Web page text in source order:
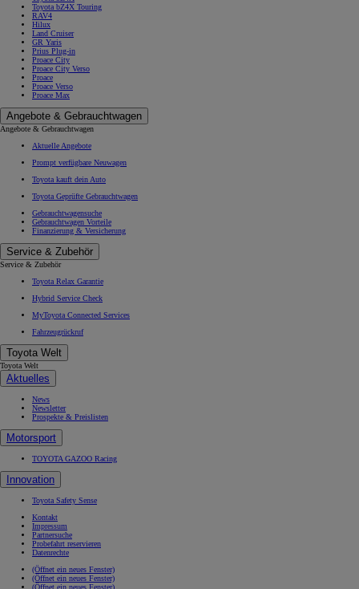
Toyota bZ4X Touring
RAV4
Hilux
Land Cruiser
GR Yaris
Prius Plug-in
Proace City
Proace City Verso
Proace
Proace Verso
Proace Max
Angebote & Gebrauchtwagen
Angebote & Gebrauchtwagen
Aktuelle Angebote
Prompt verfügbare Neuwagen
Toyota kauft dein Auto
Toyota Geprüfte Gebrauchtwagen
Gebrauchtwagensuche
Gebrauchtwagen Vorteile
Finanzierung & Versicherung
Service & Zubehör
Service & Zubehör
Toyota Relax Garantie
Hybrid Service Check
MyToyota Connected Services
Fahrzeugrückruf
Toyota Welt
Toyota Welt
Aktuelles
News
Newsletter
Prospekte & Preislisten
Motorsport
TOYOTA GAZOO Racing
Innovation
Toyota Safety Sense
Kontakt
Impressum
Partnersuche
Probefahrt reservieren
Datenrechte
(Öffnet ein neues Fenster)
(Öffnet ein neues Fenster)
(Öffnet ein neues Fenster)